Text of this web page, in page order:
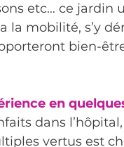
etc… ce jardin
la mobilité, s’y
bien-
en
dans
vertus est